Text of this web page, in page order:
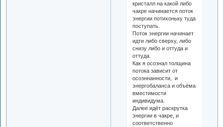
кристалл на какой либо
чакре начинается поток
энергии потихоньку туда
поступать.
Поток энергии начинает
идти либо сверху, либо
снизу либо и оттуда и
оттуда.
Как я осознал толщина
потока зависит от
осозннанности, и
энергобаланса и объёма
вместимости
индивидума.
Далее идёт раскрутка
энергии в чакре, и
соответственно